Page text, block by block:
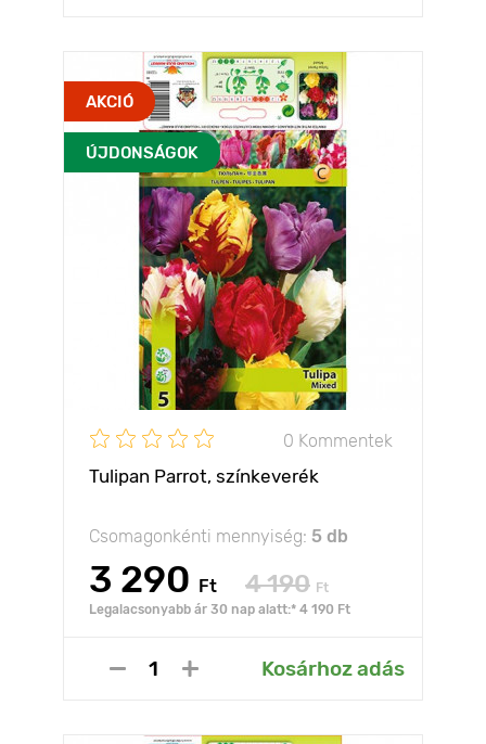
AKCIÓ
ÚJDONSÁGOK
0 Kommentek
Tulipan Parrot, színkeverék
Csomagonkénti mennyiség: 5 db
3 290 Ft 4 190 Ft
Legalacsonyabb ár 30 nap alatt:* 4 190 Ft
Kosárhoz adás